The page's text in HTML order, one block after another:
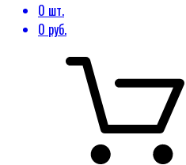
0 шт.
0 руб.